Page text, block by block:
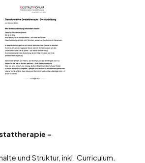
–
und Struktur, inkl. Curriculum.